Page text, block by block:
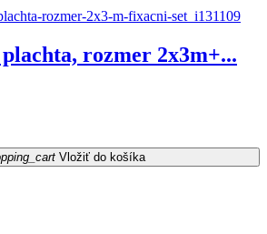
rozmer 2x3m+...
Vložiť do košíka